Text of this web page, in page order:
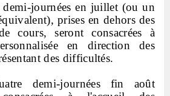
journées en juillet (ou un
prises en dehors des
cours, seront consacrées à
en direction des
des difficultés.
demi-journées fin août